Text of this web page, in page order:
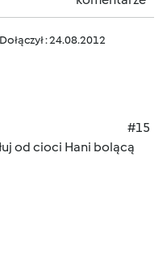
Dołączył : 24.08.2012
#15
od cioci Hani bolącą